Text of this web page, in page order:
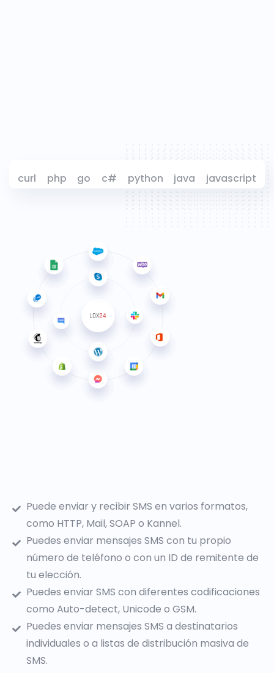
curl php go c# python java javascript
Puede enviar y recibir SMS en varios formatos,
como HTTP, Mail, SOAP o Kannel.
Puedes enviar mensajes SMS con tu propio
número de teléfono o con un ID de remitente de
tu elección.
Puedes enviar SMS con diferentes codificaciones
como Auto-detect, Unicode o GSM.
Puedes enviar mensajes SMS a destinatarios
individuales o a listas de distribución masiva de
SMS.